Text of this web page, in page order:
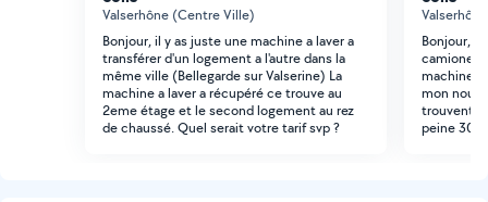
Valserhône (Centre Ville)
Bonjour, il y as juste une machine a laver a
transférer d'un logement a l'autre dans la
même ville (Bellegarde sur Valserine) La
machine a laver a récupéré ce trouve au
2eme étage et le second logement au rez
de chaussé. Quel serait votre tarif svp ?
Bonjour,
machine à
mon
trouvent
peine 30